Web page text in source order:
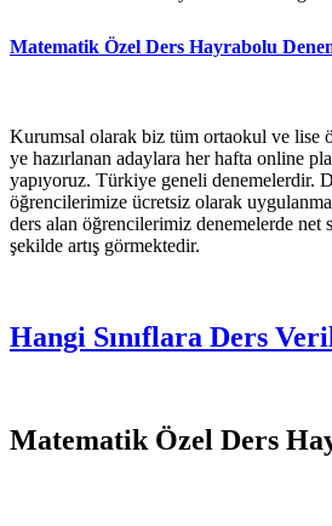
Matematik Özel Ders Hayrabolu
Kurumsal olarak biz tüm ortaokul ve lise
ye hazırlanan adaylara her hafta online
yapıyoruz. Türkiye geneli denemelerdir.
öğrencilerimize ücretsiz olarak
ders alan öğrencilerimiz denemelerde net
şekilde artış görmektedir.
Hangi Sınıflara Ders
Matematik Özel Ders